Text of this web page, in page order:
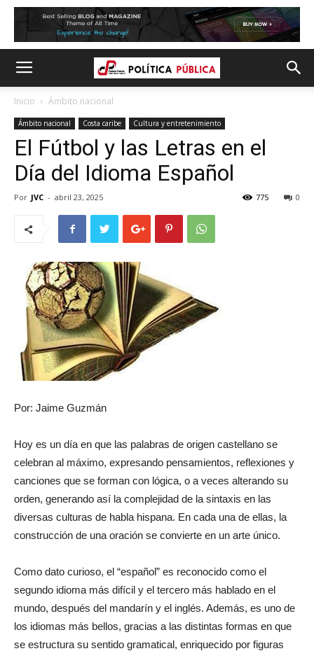
Inicio Ámbito nacional
Ámbito nacional Costa caribe Cultura y entretenimiento
El Fútbol y las Letras en el
Día del Idioma Español
Por JVC - abril 23, 2025 0
775
Por: Jaime Guzmán
Hoy es un día en que las palabras de origen castellano se
celebran al máximo, expresando pensamientos, reflexiones y
canciones que se forman con lógica, o a veces alterando su
orden, generando así la complejidad de la sintaxis en las
diversas culturas de habla hispana. En cada una de ellas, la
construcción de una oración se convierte en un arte único.
Como dato curioso, el “español” es reconocido como el
segundo idioma más difícil y el tercero más hablado en el
mundo, después del mandarín y el inglés. Además, es uno de
los idiomas más bellos, gracias a las distintas formas en que
se estructura su sentido gramatical, enriquecido por figuras